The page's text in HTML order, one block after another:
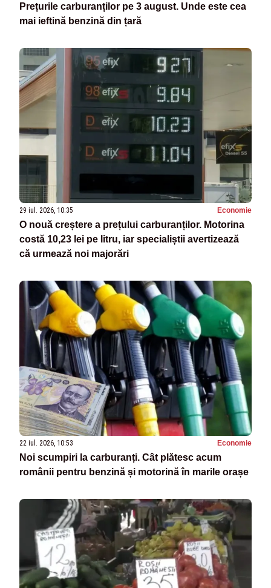
Prețurile carburanților pe 3 august. Unde este cea
mai ieftină benzină din țară
29 iul. 2026, 10:35 Economie
O nouă creștere a prețului carburanților. Motorina
costă 10,23 lei pe litru, iar specialiștii avertizează
că urmează noi majorări
22 iul. 2026, 10:53 Economie
Noi scumpiri la carburanți. Cât plătesc acum
românii pentru benzină și motorină în marile orașe